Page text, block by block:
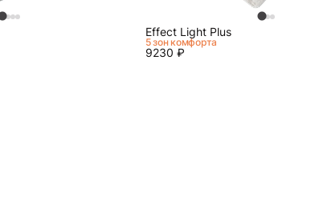
Effect Light Plus
5 зон комфорта
9230 ₽